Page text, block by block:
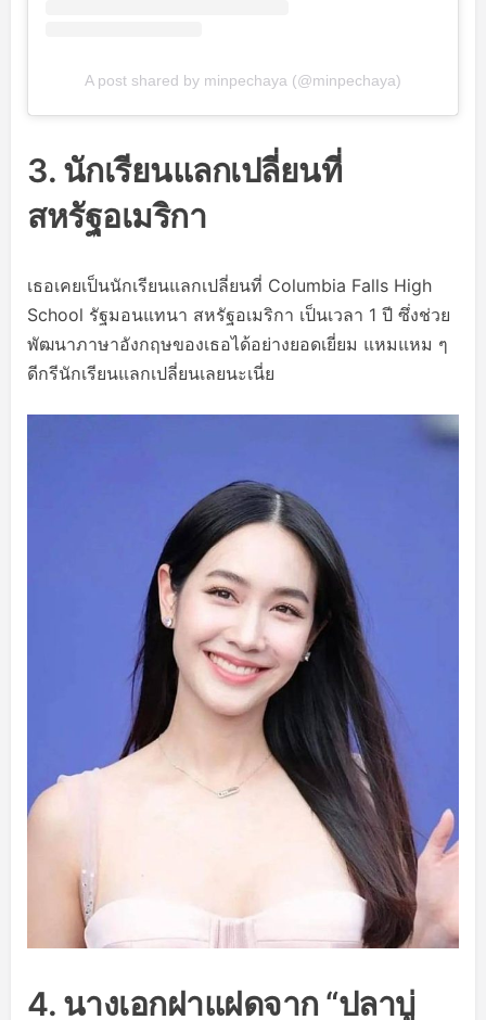
A post shared by minpechaya (@minpechaya)
3. นักเรียนแลกเปลี่ยนที่
สหรัฐอเมริกา
เธอเคยเป็นนักเรียนแลกเปลี่ยนที่ Columbia Falls High
School รัฐมอนแทนา สหรัฐอเมริกา เป็นเวลา 1 ปี ซึ่งช่วย
พัฒนาภาษาอังกฤษของเธอได้อย่างยอดเยี่ยม แหมแหม ๆ
ดีกรีนักเรียนแลกเปลี่ยนเลยนะเนี่ย
4. นางเอกฝาแฝดจาก “ปลาบู่